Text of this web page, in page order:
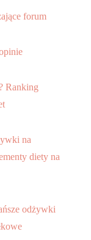
forum
Ranking
na
diety na
odżywki